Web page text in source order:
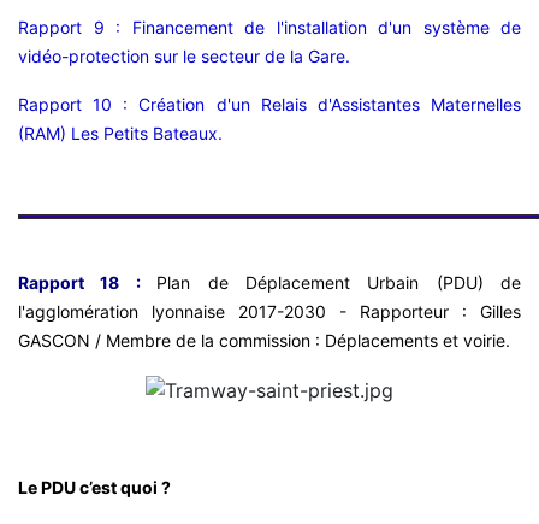
Rapport 9 : Financement de l'installation d'un système de
vidéo-protection sur le secteur de la Gare.
Rapport 10 : Création d'un Relais d'Assistantes Maternelles
(RAM) Les Petits Bateaux.
Rapport 18 :
Plan de Déplacement Urbain (PDU) de
l'agglomération lyonnaise 2017-2030 - Rapporteur : Gilles
GASCON / Membre de la commission : Déplacements et voirie.
Le PDU c’est quoi ?